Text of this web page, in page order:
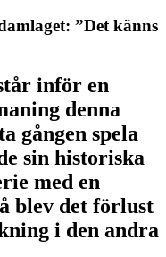
”Det känns
inför en
denna
gången spela
sin historiska
med en
blev det förlust
i den andra